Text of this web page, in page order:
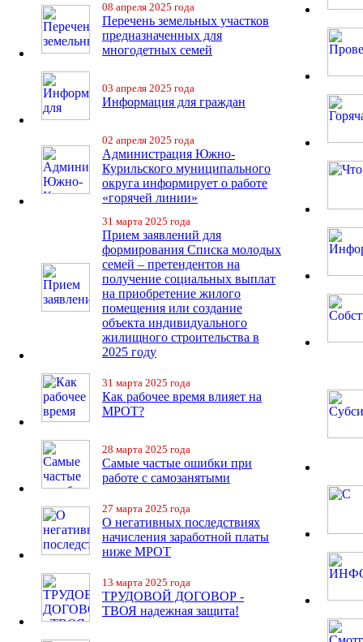
08 апреля 2025 года
Перечень земельных участков
предназначенных для
многодетных семей
03 апреля 2025 года
Информация для граждан
02 апреля 2025 года
Администрация Южно-
Курильского муниципального
округа информирует о работе
«горячей линии»
31 марта 2025 года
Прием заявлений для
формирования Списка молодых
семей – претендентов на
получение социальных выплат
на приобретение жилого
помещения или создание
объекта индивидуального
жилищного строительства в
2025 году
31 марта 2025 года
Как рабочее время влияет на
МРОТ?
28 марта 2025 года
Самые частые ошибки при
работе с самозанятыми
27 марта 2025 года
О негативных последствиях
начисления заработной платы
ниже МРОТ
13 марта 2025 года
ТРУДОВОЙ ДОГОВОР -
ТВОЯ надежная защита!